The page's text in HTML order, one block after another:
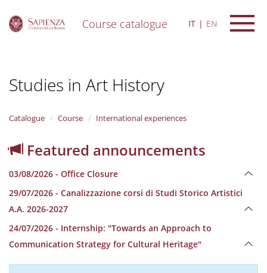
Course catalogue IT EN
Studies in Art History
Catalogue Course International experiences
Featured announcements
03/08/2026 - Office Closure
29/07/2026 - Canalizzazione corsi di Studi Storico Artistici
A.A. 2026-2027
24/07/2026 - Internship: "Towards an Approach to
Communication Strategy for Cultural Heritage"